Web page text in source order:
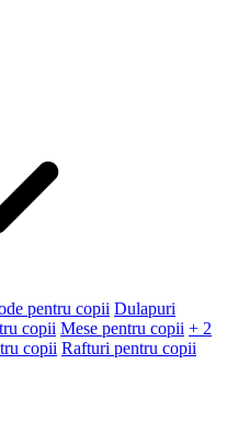
pentru copii Dulapuri
copii Mese pentru copii + 2
copii Rafturi pentru copii